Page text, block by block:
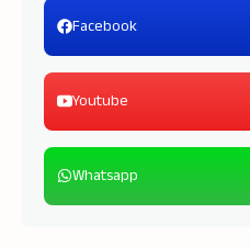
Facebook
Youtube
Whatsapp